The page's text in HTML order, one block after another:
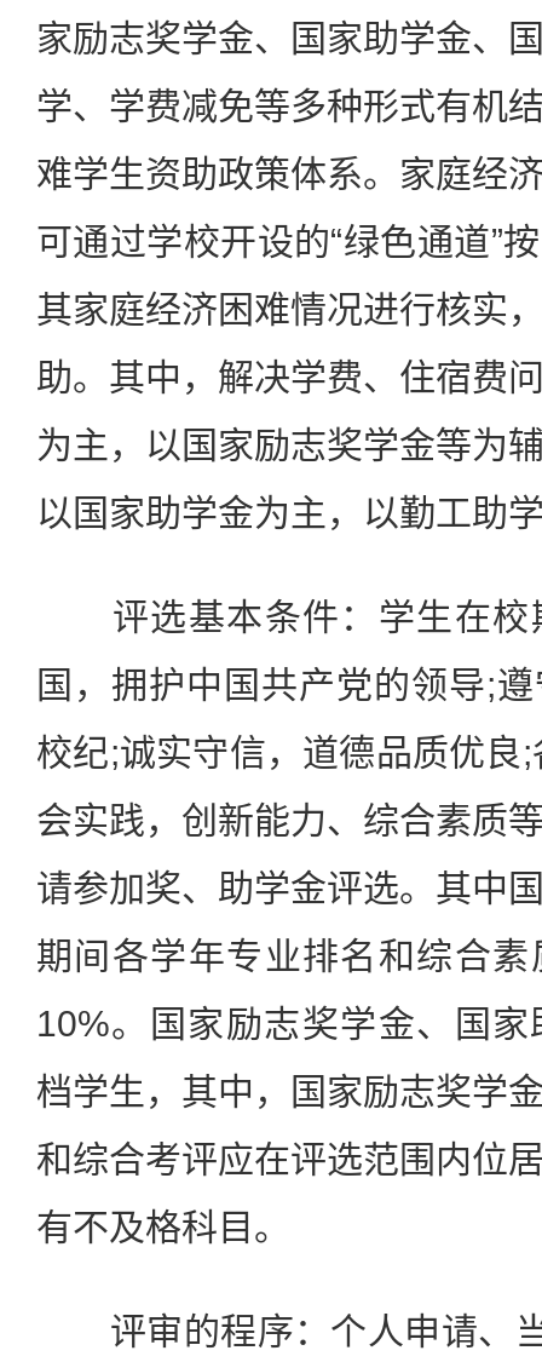
家励志奖学金、国家助学金、
学、学费减免等多种形式有机
难学生资助政策体系。家庭经
可通过学校开设的“绿色通道”
其家庭经济困难情况进行核实
助。其中，解决学费、住宿费
为主，以国家励志奖学金等为
以国家助学金为主，以勤工助
评选基本条件：学生在校
国，拥护中国共产党的领导;
校纪;诚实守信，道德品质优良
会实践，创新能力、综合素质
请参加奖、助学金评选。其中
期间各学年专业排名和综合
10%。国家励志奖学金、国
档学生，其中，国家励志奖学
和综合考评应在评选范围内位
有不及格科目。
评审的程序：个人申请、